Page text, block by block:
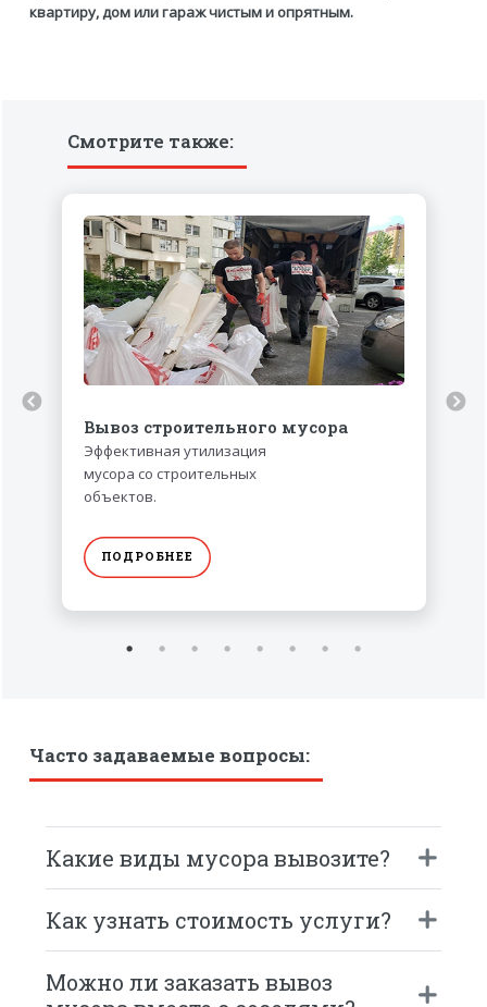
квартиру, дом или гараж чистым и опрятным.
Смотрите также:
Вывоз строительного мусора
Эффективная утилизация
мусора со строительных
объектов.
ПОДРОБНЕЕ
Часто задаваемые вопросы:
Какие виды мусора вывозите?
Как узнать стоимость услуги?
Можно ли заказать вывоз